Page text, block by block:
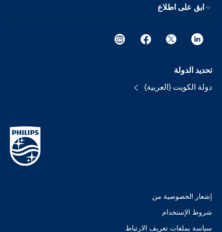
ابق على اطلاع
تحديد الدولة
دولة الكويت (العربية)
إشعار الخصوصية من
شروط الإستخدام
سياسة بملفات تعريف الارتباط